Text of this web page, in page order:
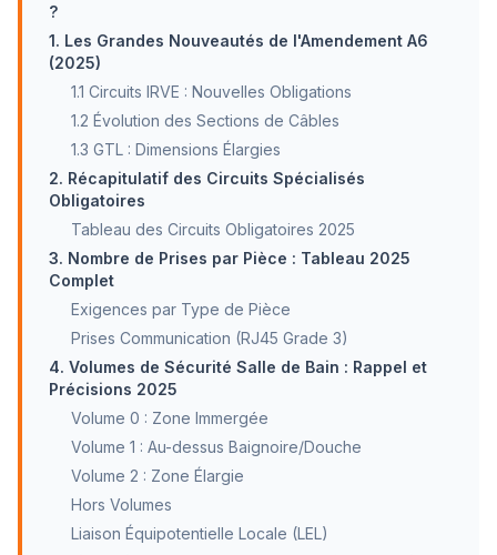
?
1. Les Grandes Nouveautés de l'Amendement A6
(2025)
1.1 Circuits IRVE : Nouvelles Obligations
1.2 Évolution des Sections de Câbles
1.3 GTL : Dimensions Élargies
2. Récapitulatif des Circuits Spécialisés
Obligatoires
Tableau des Circuits Obligatoires 2025
3. Nombre de Prises par Pièce : Tableau 2025
Complet
Exigences par Type de Pièce
Prises Communication (RJ45 Grade 3)
4. Volumes de Sécurité Salle de Bain : Rappel et
Précisions 2025
Volume 0 : Zone Immergée
Volume 1 : Au-dessus Baignoire/Douche
Volume 2 : Zone Élargie
Hors Volumes
Liaison Équipotentielle Locale (LEL)